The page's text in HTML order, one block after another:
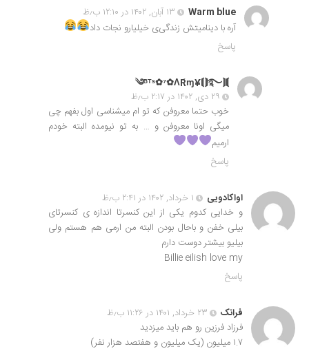
Warm blue
۱۳ آبان, ۱۴۰۲ در ۱۲:۱۰ ب٫ظ
آره با دینامیتش زندگی‌ی خیلیارو نجات داد
پاسخ
⟭⟬༄ᴮᵀˢ✿⁷✿ΛŔɱ¥⟬⟭࿐
۲۹ دی, ۱۴۰۲ در ۲:۱۷ ب٫ظ
خوب حتما معروفن که تو ام میشناسی اول بفهم چی
میگی اونا معروفن و … به تو نیومده البته خودم
ارمیم
پاسخ
اواکادویی
۱ خرداد, ۱۴۰۲ در ۲:۴۱ ب٫ظ
و خدایی کدوم یکی از این کنسرتا اندازه ی کنسرتای
بیلی خفن و باحال بودن البته من ارمی هم هستم ولی
بیلیو بیشتر دوست دارم
Billie eilish love my
پاسخ
فرانک
۲۳ خرداد, ۱۴۰۱ در ۱۱:۲۶ ب٫ظ
فرزاد فرزین رو هم باید میزدید
۱.۷ میلیون (یک میلیون و هفتصد هزار نفر)